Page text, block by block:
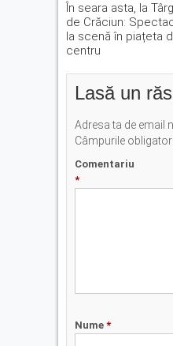
În seara asta, la
de Crăciun:
la scenă în piațeta
centru
Lasă un
Adresa ta de email
Câmpurile
Comentariu
*
Nume *